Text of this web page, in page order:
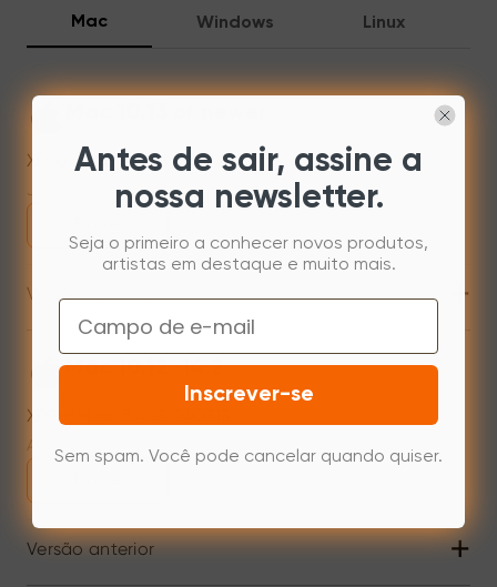
Mac Windows Linux
XPPenMac_4.0.18_260723
Jul 31,2026 AM 10:11
Versão anterior +
Mac 10.12~14.2
XPPenMac_3.4.15_240313
Versão anterior +
Antes de sair, assine a
nossa newsletter.
Seja o primeiro a conhecer novos produtos,
artistas em destaque e muito mais.
Email
Inscrever-se
Sem spam. Você pode cancelar quando quiser.